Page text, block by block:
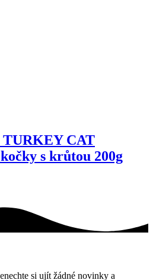
CAT
s krůtou 200g
si ujít žádné novinky a